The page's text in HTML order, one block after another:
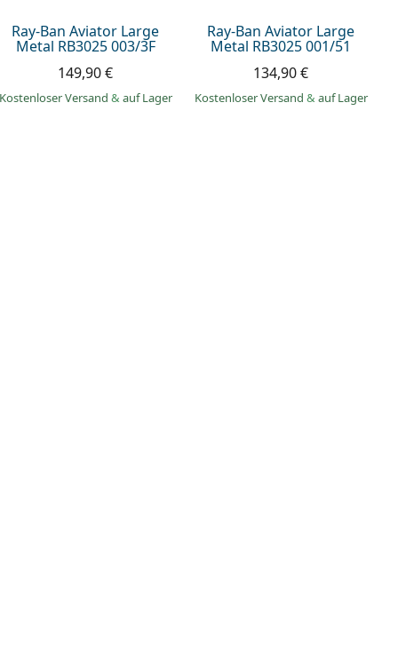
Ray-Ban Aviator Large
Metal RB3025 003/3F
149,90 €
Kostenloser Versand & auf Lager
Ray-Ban Aviator Large
Metal RB3025 001/51
134,90 €
Kostenloser Versand & auf Lager